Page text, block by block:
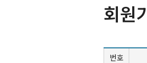
회원
번호